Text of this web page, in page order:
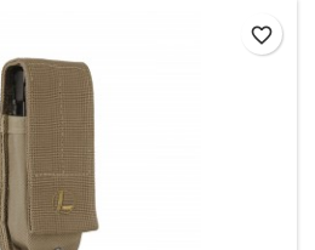
favorite_border